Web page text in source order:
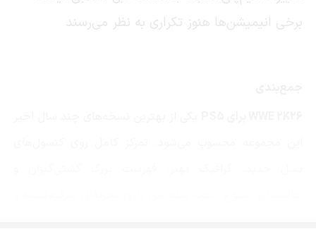
برخی انیمیشن‌ها هنوز تکراری به نظر می‌رسند